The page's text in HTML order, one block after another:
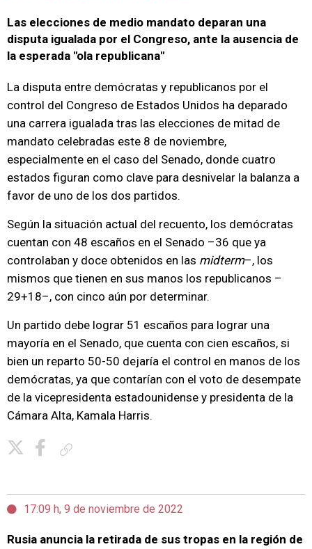
Las elecciones de medio mandato deparan una
disputa igualada por el Congreso, ante la ausencia de
la esperada "ola republicana"
La disputa entre demócratas y republicanos por el
control del Congreso de Estados Unidos ha deparado
una carrera igualada tras las elecciones de mitad de
mandato celebradas este 8 de noviembre,
especialmente en el caso del Senado, donde cuatro
estados figuran como clave para desnivelar la balanza a
favor de uno de los dos partidos.
Según la situación actual del recuento, los demócratas
cuentan con 48 escaños en el Senado –36 que ya
controlaban y doce obtenidos en las midterm–, los
mismos que tienen en sus manos los republicanos –
29+18–, con cinco aún por determinar.
Un partido debe lograr 51 escaños para lograr una
mayoría en el Senado, que cuenta con cien escaños, si
bien un reparto 50-50 dejaría el control en manos de los
demócratas, ya que contarían con el voto de desempate
de la vicepresidenta estadounidense y presidenta de la
Cámara Alta, Kamala Harris.
17:09 h, 9 de noviembre de 2022
Rusia anuncia la retirada de sus tropas en la región de